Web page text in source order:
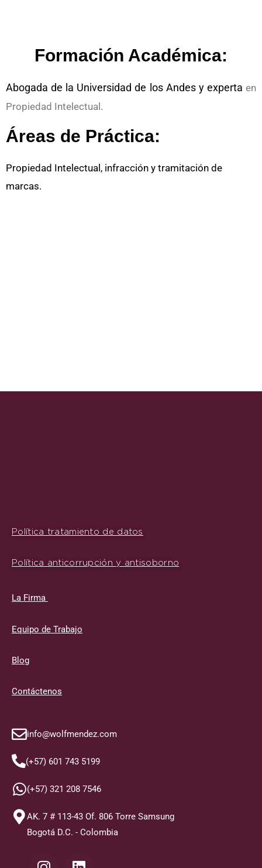
Formación Académica:
Abogada de la Universidad de los Andes y experta en
Propiedad Intelectual.
Áreas de Práctica:
Propiedad Intelectual, infracción y tramitación de
marcas.
Política tratamiento de datos
Política anticorrupción y antisoborno
La Firma
Equipo de Trabajo
Blog
Contáctenos
info@wolfmendez.com
(+57) 601 743 5199
(+57) 321 208 7546
AK. 7 # 113-43 Of. 806 Torre Samsung
Bogotá D.C. - Colombia
I
L